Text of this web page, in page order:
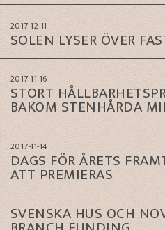
2017-12-11
SOLEN LYSER ÖVER
2017-11-16
STORT
BAKOM STENHÅRDA
2017-11-14
DAGS FÖR ÅRETS
ATT PREMIERAS
SVENSKA HUS OCH